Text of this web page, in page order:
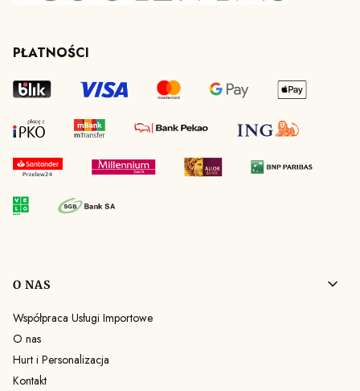
PŁATNOŚCI
Linki w stopce
O NAS
Współpraca Usługi Importowe
O nas
Hurt i Personalizacja
Kontakt